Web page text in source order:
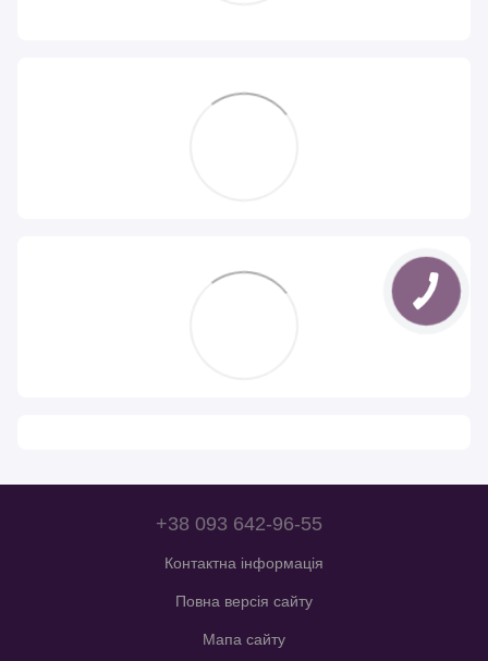
+38 093 642-96-55
Контактна інформація
Повна версія сайту
Мапа сайту